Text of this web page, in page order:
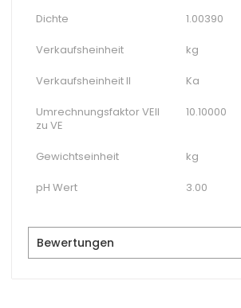
Dichte 1.00390
Verkaufsheinheit kg
Verkaufsheinheit II Ka
Umrechnungsfaktor VEII
zu VE
10.10000
Gewichtseinheit kg
pH Wert 3.00
Bewertungen